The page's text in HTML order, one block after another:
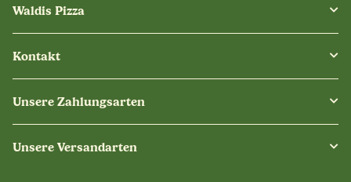
Waldis Pizza
Kontakt
Unsere Zahlungsarten
Unsere Versandarten